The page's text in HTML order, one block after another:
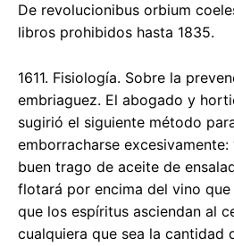
De revolucionibus orbium
libros prohibidos hasta 1835.
1611. Fisiología. Sobre la
embriaguez. El abogado y
sugirió el siguiente método
emborracharse excesivamente:
buen trago de aceite de
flotará por encima del vino
que los espíritus asciendan al
cualquiera que sea la cantidad